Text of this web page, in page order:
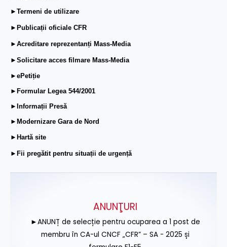
►Termeni de utilizare
►Publicații oficiale CFR
►Acreditare reprezentanți Mass-Media
►Solicitare acces filmare Mass-Media
►ePetiție
►Formular Legea 544/2001
►Informații Presă
►Modernizare Gara de Nord
►Hartă site
►Fii pregătit pentru situații de urgență
ANUNŢURI
►ANUNȚ de selecție pentru ocuparea a 1 post de
membru în CA-ul CNCF „CFR” – SA - 2025 și